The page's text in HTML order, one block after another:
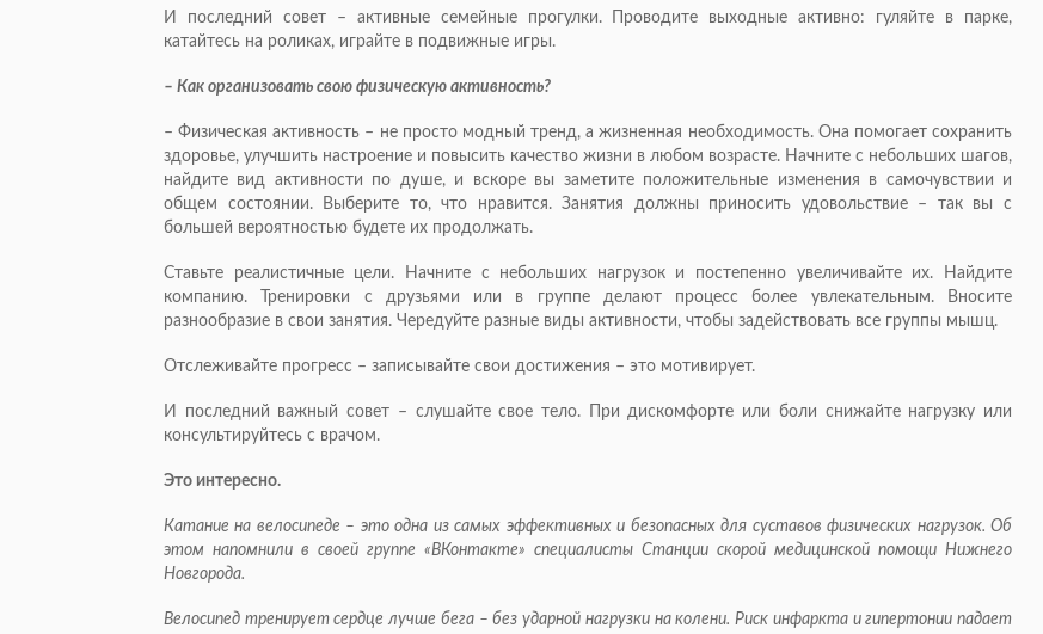
И последний совет – активные семейные прогулки. Проводите выходные активно: гуляйте в парке,
катайтесь на роликах, играйте в подвижные игры.
– Как организовать свою физическую активность?
– Физическая активность – не просто модный тренд, а жизненная необходимость. Она помогает сохранить
здоровье, улучшить настроение и повысить качество жизни в любом возрасте. Начните с небольших шагов,
найдите вид активности по душе, и вскоре вы заметите положительные изменения в самочувствии и
общем состоянии. Выберите то, что нравится. Занятия должны приносить удовольствие – так вы с
большей вероятностью будете их продолжать.
Ставьте реалистичные цели. Начните с небольших нагрузок и постепенно увеличивайте их. Найдите
компанию. Тренировки с друзьями или в группе делают процесс более увлекательным. Вносите
разнообразие в свои занятия. Чередуйте разные виды активности, чтобы задействовать все группы мышц.
Отслеживайте прогресс – записывайте свои достижения – это мотивирует.
И последний важный совет – слушайте свое тело. При дискомфорте или боли снижайте нагрузку или
консультируйтесь с врачом.
Это интересно.
Катание на велосипеде – это одна из самых эффективных и безопасных для суставов физических нагрузок. Об
этом напом­нили в своей группе «ВКонтакте» специалисты Станции скорой медицинской помощи Нижнего
Новгорода.
Велосипед тренирует сердце лучше бега – без ударной нагрузки на колени. Риск инфаркта и гипертонии падает